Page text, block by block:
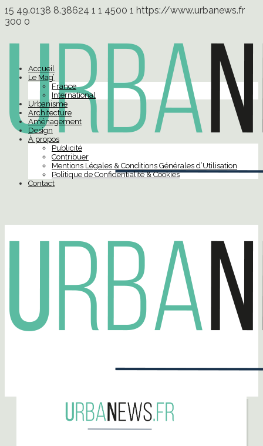
15 49.0138 8.38624 1 1 4500 1 https://www.urbanews.fr
300 0
Accueil
Le Mag’
France
International
Urbanisme
Architecture
Aménagement
Design
À propos
Publicité
Contribuer
Mentions Légales & Conditions Générales d’Utilisation
Politique de Confidentialité & Cookies
Contact